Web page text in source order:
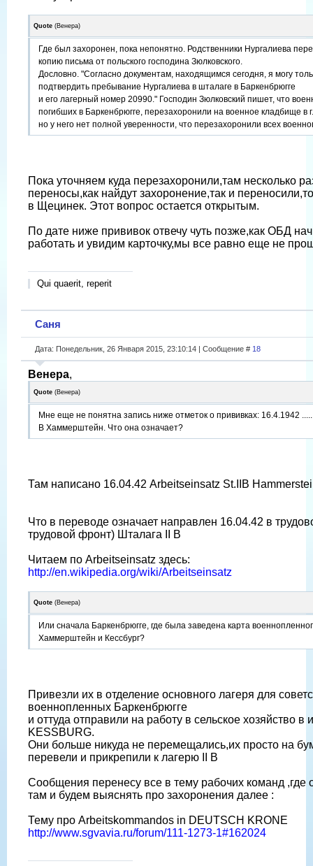
Quote (Венера)
Где был захоронен, пока непонятно. Родственники Нургалиева
копию письма от польского господина Зюлковского.
Дословно. "Согласно документам, находящимся сегодня, я могу
подтвердить пребывание Нургалиева в шталаге в Баркенбрюгге
и его лагерный номер 20990." Господин Зюлковский пишет, что
погибших в Баркенбрюгге, перезахоронили на военное кладбище в
но у него нет полной уверенности, что перезахоронили всех
Пока уточняем куда перезахоронили,там несколько
переносы,как найдут захоронение,так и
в Щецинек. Этот вопрос остается открытым.
По дате ниже прививок отвечу чуть позже,как ОБД
работать и увидим карточку,мы все равно еще не
Qui quaerit, reperit
Саня
Дата: Понедельник, 26 Января 2015, 23:10:14 | Сообщение # 18
Венера,
Quote (Венера)
Мне еще не понятна запись ниже отметок о прививках: 16.4.1942
В Хаммерштейн. Что она означает?
Там написано 16.04.42 Arbeitseinsatz St.IIB
Что в переводе означает направлен 16.04.42 в
трудовой фронт) Шталага II B
Читаем по Arbeitseinsatz здесь:
http://en.wikipedia.org/wiki/Arbeitseinsatz
Quote (Венера)
Или сначала Баркенбрюгге, где была заведена карта
Хаммерштейн и Кессбург?
Привезли их в отделение основного лагеря для
военнопленных Баркенбрюгге
и оттуда отправили на работу в сельское хозяйство в
KESSBURG.
Они больше никуда не перемещались,их просто на
перевели и прикрепили к лагерю II B
Сообщения перенесу все в тему рабочих команд ,где
там и будем выяснять про захоронения далее :
Тему про Arbeitskommandos in DEUTSCH KRONE
http://www.sgvavia.ru/forum/111-1273-1#162024